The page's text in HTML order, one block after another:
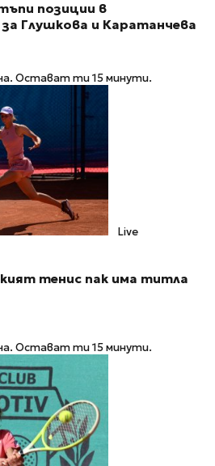
позиции в
Глушкова и Каратанчева
Остават ти 15 минути.
Live
тенис пак има титла
Остават ти 15 минути.